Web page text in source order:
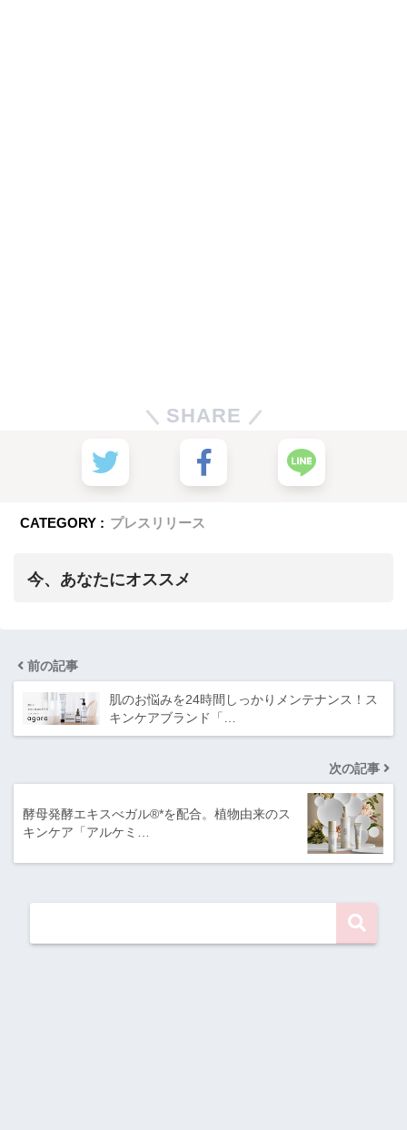
SHARE
CATEGORY : プレスリリース
今、あなたにオススメ
前の記事
肌のお悩みを24時間しっかりメンテナンス！ス
キンケアブランド「…
次の記事
酵母発酵エキスべガル®*を配合。植物由来のス
キンケア「アルケミ…